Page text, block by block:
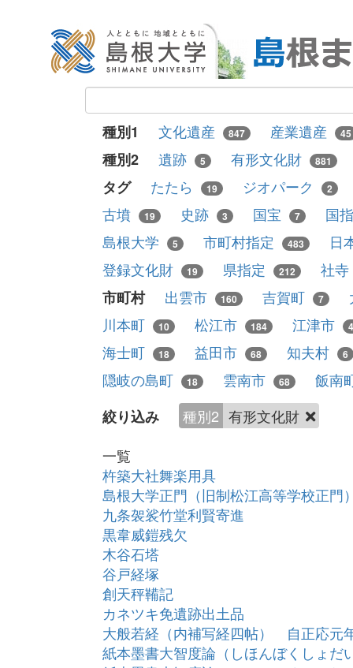
種別1 文化遺産 847 産業遺産 45
種別2 遺跡 5 有形文化財 881
タグ たたら 19 ジオパーク 2
古墳 19 史跡 3 国宝 7
国
島根大学
5 市町村指定 483
日
登録文化財
19 県指定 212
社寺
市町村
出雲市 160 吉賀町 7
川本町
10 松江市 184 江津市
海士町 18 益田市 68 知夫村 6
隠岐の島町 18 雲南市 68
飯南
絞り込み
種別2 有形文化財
一覧
杵築大社舞楽用具
島根大学正門（旧制松江高等学校正門
九条袈裟竹堂利賢寄進
黒韋威鎧残欠
木谷石塔
谷戸経塚
創天秤鞴記
カネツキ免遺跡出土品
大般若経（内補写経四帖） 自正応元
紙本墨書大智度論（しほんぼくしょだ